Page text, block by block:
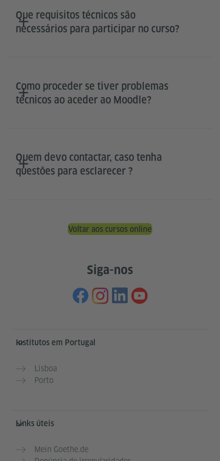
Que requisitos técnicos são
necessários para participar no curso?
Como proceder se tiver problemas
técnicos ao aceder ao Moodle?
Quem devo contactar, caso tenha
questões para esclarecer ?
Voltar aos cursos online
Siga-nos
Service- und Informationsbereich
Institutos em Portugal
Lisboa
Porto
Links úteis
Mein Goethe.de